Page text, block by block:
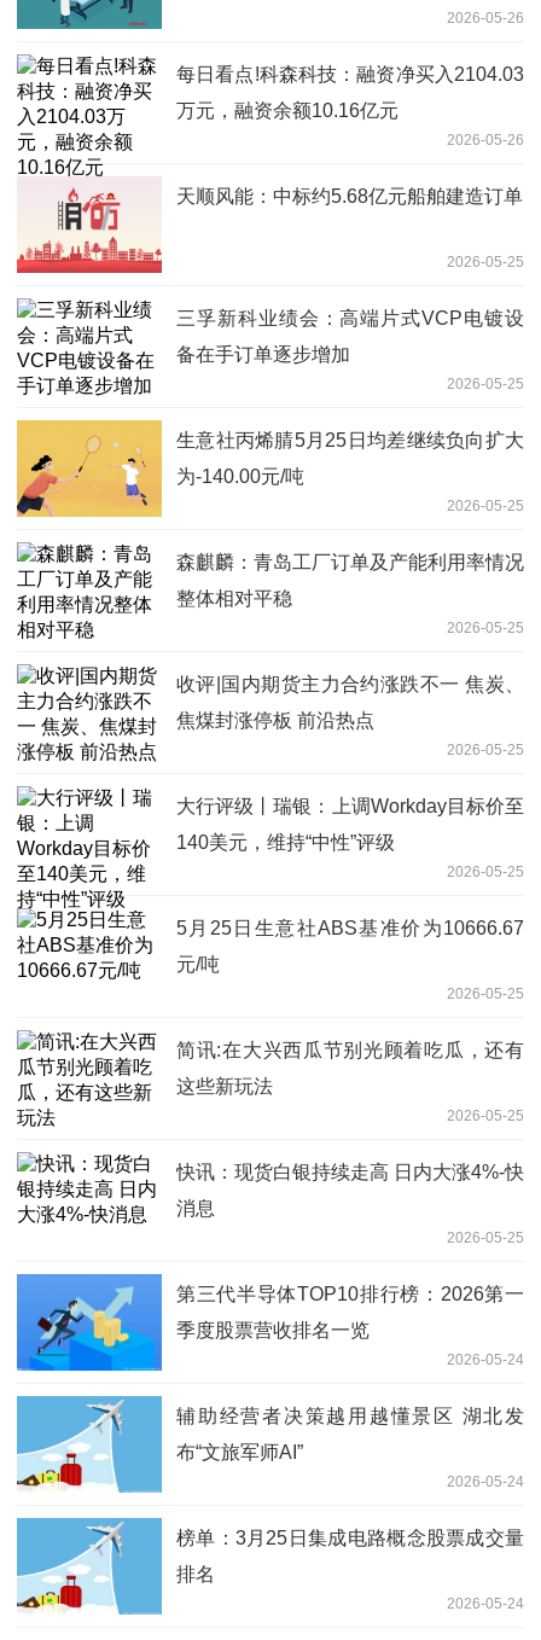
2026-05-26
每日看点!科森科技：融资净买入2104.03
万元，融资余额10.16亿元
2026-05-26
天顺风能：中标约5.68亿元船舶建造订单
2026-05-25
三孚新科业绩会：高端片式VCP电镀设
备在手订单逐步增加
2026-05-25
生意社丙烯腈5月25日均差继续负向扩大
为-140.00元/吨
2026-05-25
森麒麟：青岛工厂订单及产能利用率情况
整体相对平稳
2026-05-25
收评|国内期货主力合约涨跌不一 焦炭、
焦煤封涨停板 前沿热点
2026-05-25
大行评级丨瑞银：上调Workday目标价至
140美元，维持“中性”评级
2026-05-25
5月25日生意社ABS基准价为10666.67
元/吨
2026-05-25
简讯:在大兴西瓜节别光顾着吃瓜，还有
这些新玩法
2026-05-25
快讯：现货白银持续走高 日内大涨4%-快
消息
2026-05-25
第三代半导体TOP10排行榜：2026第一
季度股票营收排名一览
2026-05-24
辅助经营者决策越用越懂景区 湖北发
布“文旅军师AI”
2026-05-24
榜单：3月25日集成电路概念股票成交量
排名
2026-05-24